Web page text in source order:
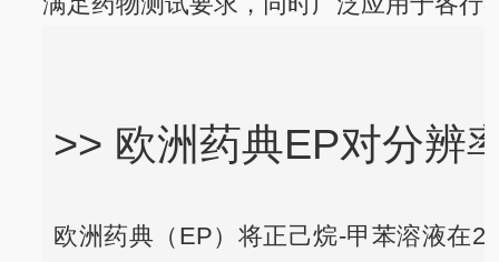
>> 欧洲药典EP对分辨
欧洲药典（EP）将正己烷-甲苯溶液在